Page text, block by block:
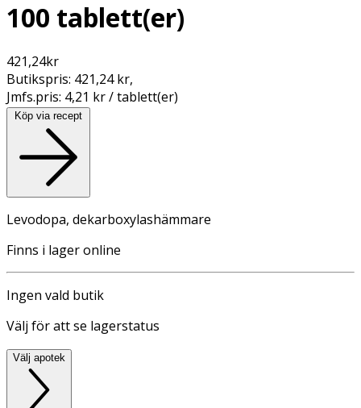
100 tablett(er)
421,24kr
Butikspris: 421,24 kr,
Jmfs.pris: 4,21 kr / tablett(er)
Köp via recept
Levodopa, dekarboxylashämmare
Finns i lager online
Ingen vald butik
Välj för att se lagerstatus
Välj apotek